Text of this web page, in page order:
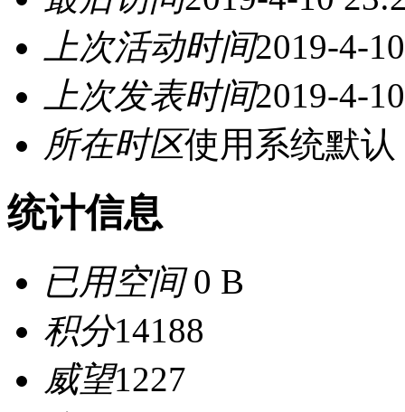
上次活动时间2019-4-
上次发表时间2019-4-
所在时区使用系统默认
统计信息
已用空间0 B
积分14188
威望1227